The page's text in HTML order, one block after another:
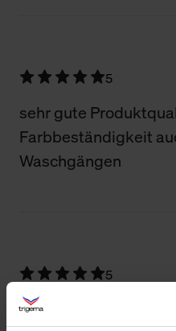
5
sehr gute
Farbbeständigkeit
Waschgängen
5
Guter Schnitt, gute